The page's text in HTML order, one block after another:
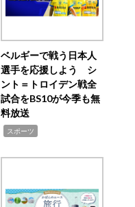
ベルギーで戦う日本人
選手を応援しよう シ
ント＝トロイデン戦全
試合をBS10が今季も無
料放送
スポーツ